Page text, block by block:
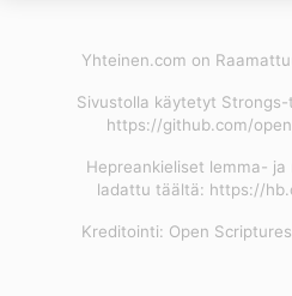
Yhteinen.com on
Sivustolla käytetyt
https://github.com/
Hepreankieliset lemma-
ladattu täältä: https://
Kreditointi: Open